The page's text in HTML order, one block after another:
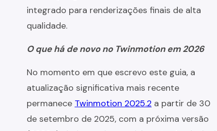
integrado para renderizações finais de alta
qualidade.
O que há de novo no Twinmotion em 2026
No momento em que escrevo este guia, a
atualização significativa mais recente
permanece Twinmotion 2025.2 a partir de 30
de setembro de 2025, com a próxima versão